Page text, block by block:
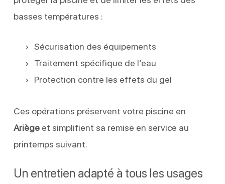
basses températures :
Sécurisation des équipements
Traitement spécifique de l’eau
Protection contre les effets du gel
Ces opérations préservent votre piscine en
Ariègeet simplifient sa remise en service au
printemps suivant.
Un entretien adapté à tous les usages